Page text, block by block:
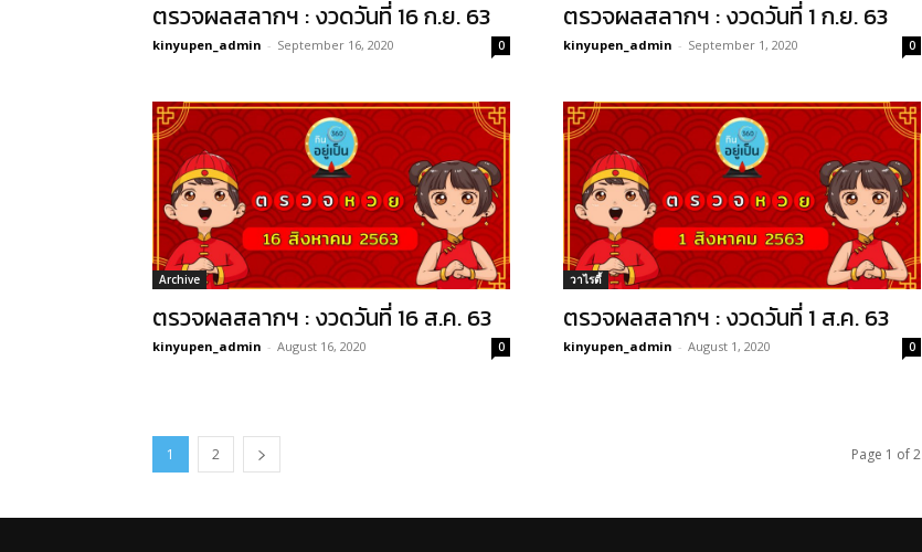
ตรวจผลสลากฯ : งวดวันที่ 16 ก.ย. 63
kinyupen_admin - September 16, 2020 0
ตรวจผลสลากฯ : งวดวันที่ 1 ก.ย. 63
kinyupen_admin - September 1, 2020 0
Archive
ตรวจผลสลากฯ : งวดวันที่ 16 ส.ค. 63
kinyupen_admin - August 16, 2020 0
วาไรตี้
ตรวจผลสลากฯ : งวดวันที่ 1 ส.ค. 63
kinyupen_admin - August 1, 2020 0
1 2 Page 1 of 2